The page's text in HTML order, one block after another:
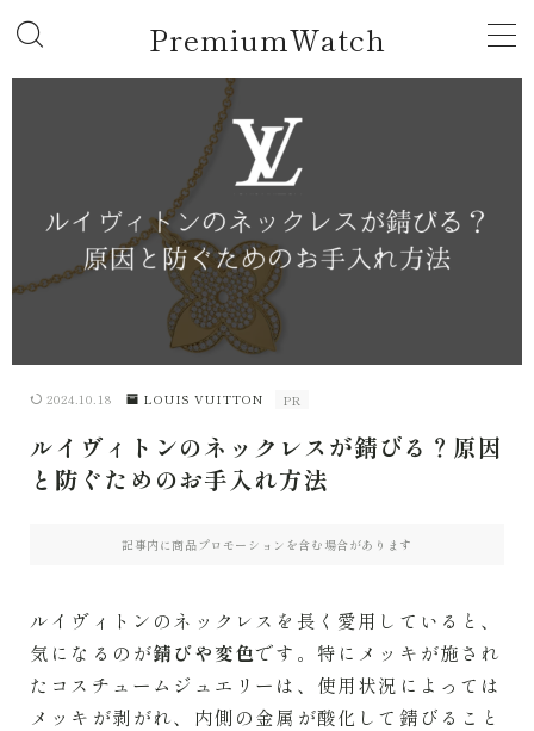
PremiumWatch
MENU
GUCCI
CARTIER
HUBLOT
BREGUET
SEIKO
2024.10.18 LOUIS VUITTON PR
ルイヴィトンのネックレスが錆びる？原因
と防ぐためのお手入れ方法
記事内に商品プロモーションを含む場合があります
ルイヴィトンのネックレスを長く愛用していると、
気になるのが錆びや変色です。特にメッキが施され
たコスチュームジュエリーは、使用状況によっては
メッキが剥がれ、内側の金属が酸化して錆びること